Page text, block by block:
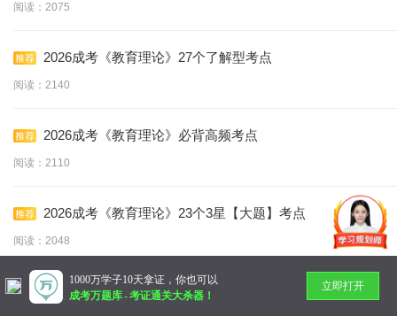
阅读：2075
2026成考《教育理论》27个了解型考点
阅读：2140
2026成考《教育理论》必背高频考点
阅读：2110
2026成考《教育理论》23个3星【大题】考点
阅读：2048
暂无更多
1000万学子10天拿证，你也可以
成考万题库-考证通关大杀器！
立即打开